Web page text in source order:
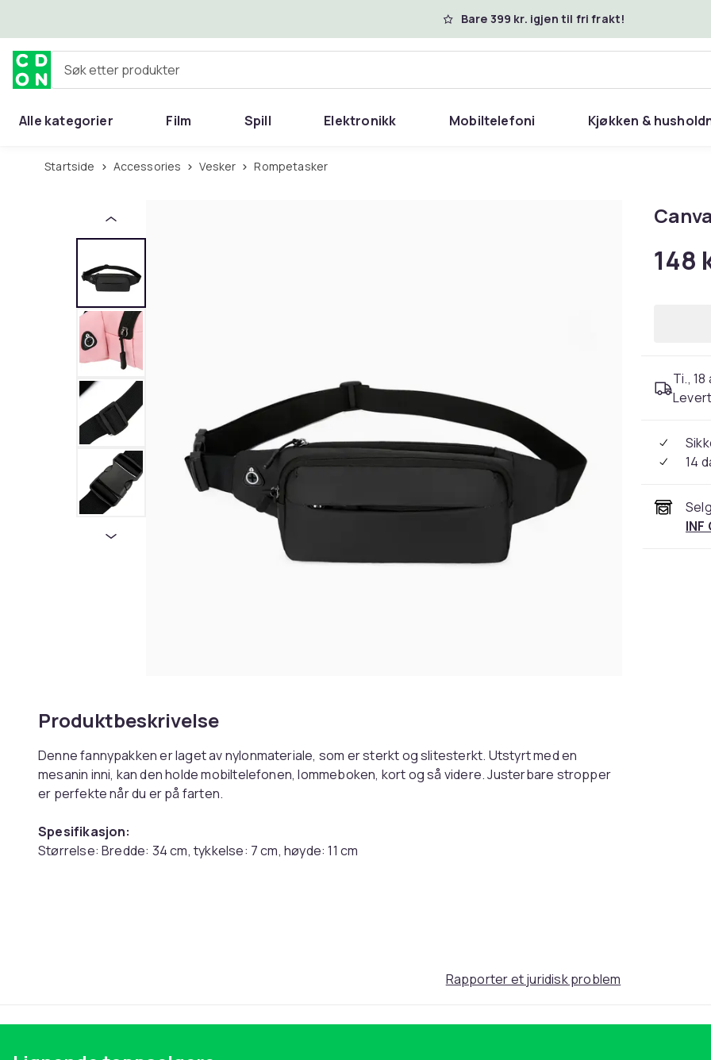
Bare 399 kr. igjen til fri frakt!
Søk etter produkter
Alle kategorier Film Spill Elektronikk Mobiltelefoni Kjøkken &
Startside Accessories Vesker Rompetasker
Produktbeskrivelse
Denne fannypakken er laget av nylonmateriale, som er sterkt og slitesterkt. Utstyrt med en
mesanin inni, kan den holde mobiltelefonen, lommeboken, kort og så videre. Justerbare stropper
er perfekte når du er på farten.
Spesifikasjon:
Størrelse: Bredde: 34 cm, tykkelse: 7 cm, høyde: 11 cm
110
148
Ti.,
14
INF
Rapporter et juridisk problem